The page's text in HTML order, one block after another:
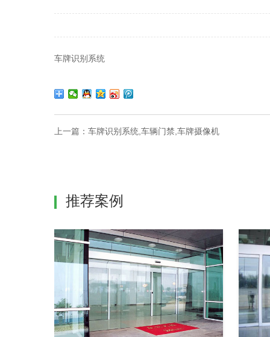
车牌识别系统
上一篇： 车牌识别系统,车辆门禁,车牌摄像机
推荐案例